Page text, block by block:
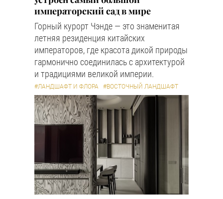
императорский сад в мире
Горный курорт Чэнде — это знаменитая
летняя резиденция китайских
императоров, где красота дикой природы
гармонично соединилась с архитектурой
и традициями великой империи.
#ЛАНДШАФТ И ФЛОРА #ВОСТОЧНЫЙ ЛАНДШАФТ